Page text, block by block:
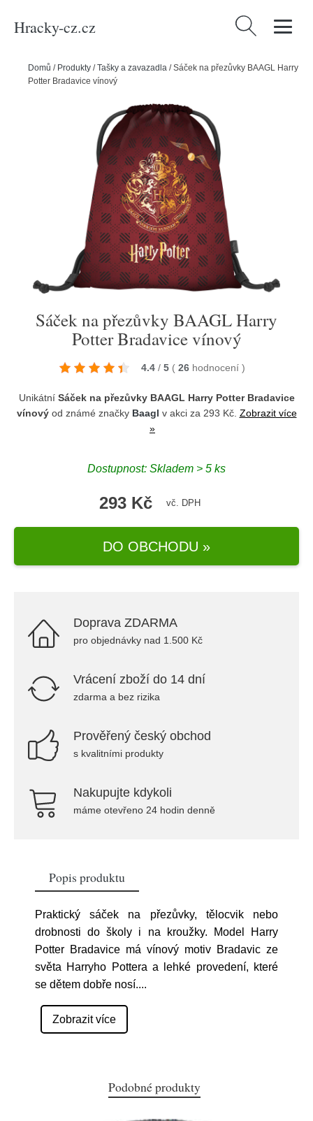
Hracky-cz.cz Vyhledávání
Domů / Produkty /Tašky a zavazadla /Sáček na přezůvky BAAGL Harry
Potter Bradavice vínový
Sáček na přezůvky BAAGL Harry
Potter Bradavice vínový
4.4 / 5 ( 26 hodnocení )
Unikátní Sáček na přezůvky BAAGL Harry Potter Bradavice
vínovýod známé značky Baagl v akci za 293 Kč. Zobrazit více
»
Dostupnost: Skladem > 5 ks
293 Kč vč. DPH
DO OBCHODU »
Doprava ZDARMA
pro objednávky nad 1.500 Kč
Vrácení zboží do 14 dní
zdarma a bez rizika
Prověřený český obchod
s kvalitními produkty
Nakupujte kdykoli
máme otevřeno 24 hodin denně
Popis produktu
Praktický sáček na přezůvky, tělocvik nebo
drobnosti do školy i na kroužky. Model Harry
Potter Bradavice má vínový motiv Bradavic ze
světa Harryho Pottera a lehké provedení, které
se dětem dobře nosí....
Zobrazit více
Podobné produkty